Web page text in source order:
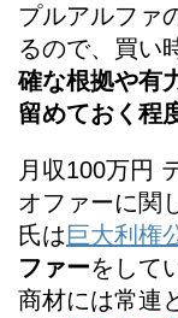
プルアルファ
るので、買い
確な根拠や有
留めておく程
月収100万円
オファーに関
氏は 巨大利権
ファーをして
商材には常連